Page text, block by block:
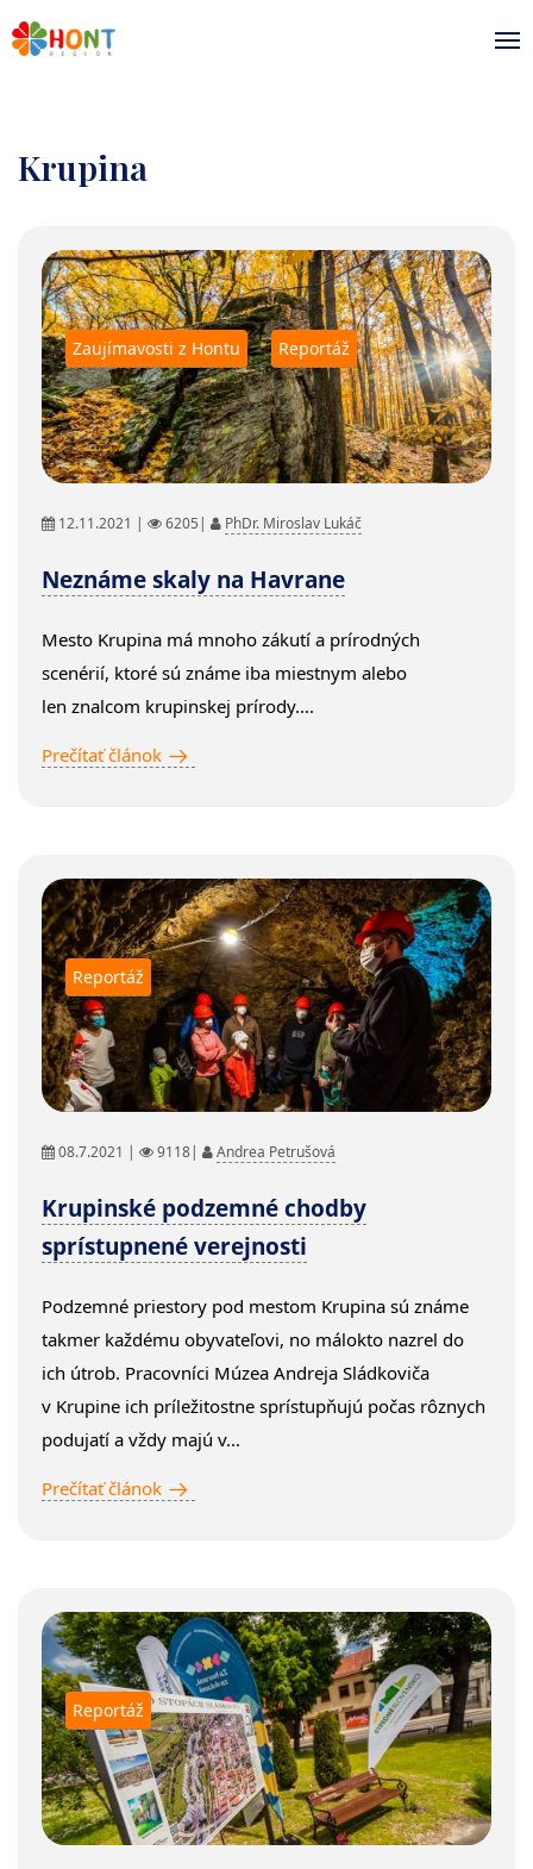
Krupina
Zaujímavosti z Hontu Reportáž
12.11.2021 | 6205| PhDr. Miroslav Lukáč
Neznáme skaly na Havrane
Mesto Krupina má mnoho zákutí a prírodných
scenérií, ktoré sú známe iba miestnym alebo
len znalcom krupinskej prírody....
Prečítať článok
Reportáž
08.7.2021 | 9118| Andrea Petrušová
Krupinské podzemné chodby
sprístupnené verejnosti
Podzemné priestory pod mestom Krupina sú známe
takmer každému obyvateľovi, no málokto nazrel do
ich útrob. Pracovníci Múzea Andreja Sládkoviča
v Krupine ich príležitostne sprístupňujú počas rôznych
podujatí a vždy majú v...
Prečítať článok
Reportáž